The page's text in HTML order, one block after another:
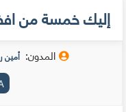
إليك خمسة من
المدون: أمين